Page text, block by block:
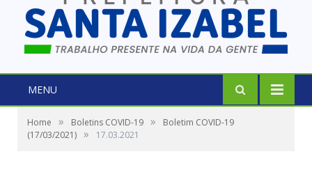
MENU
Home » Boletins COVID-19 »
Boletim COVID-19
(17/03/2021) » 17.03.2021